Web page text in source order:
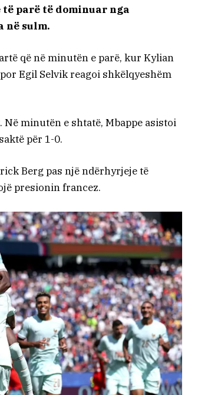
parë të dominuar nga
në sulm.
që në minutën e parë, kur Kylian
Egil Selvik reagoi shkëlqyeshëm
minutën e shtatë, Mbappe asistoi
për 1-0.
Berg pas një ndërhyrjeje të
presionin francez.